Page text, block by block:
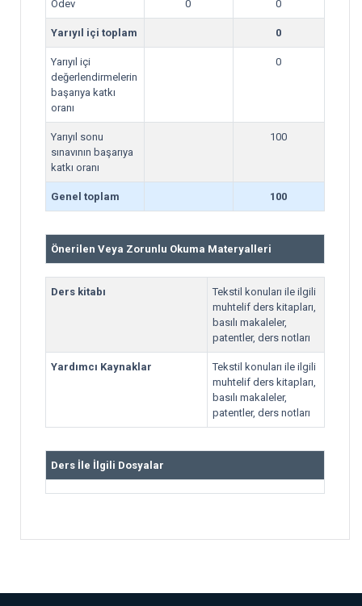
Ödev 0 0
Yarıyıl içi toplam 0
Yarıyıl içi
değerlendirmelerin
başarıya katkı
oranı
0
Yarıyıl sonu
sınavının başarıya
katkı oranı
100
Genel toplam 100
Önerilen Veya Zorunlu Okuma Materyalleri
Ders kitabı
Tekstil konuları ile ilgili
muhtelif ders kitapları,
basılı makaleler,
patentler, ders notları
Yardımcı Kaynaklar
Tekstil konuları ile ilgili
muhtelif ders kitapları,
basılı makaleler,
patentler, ders notları
Ders İle İlgili Dosyalar